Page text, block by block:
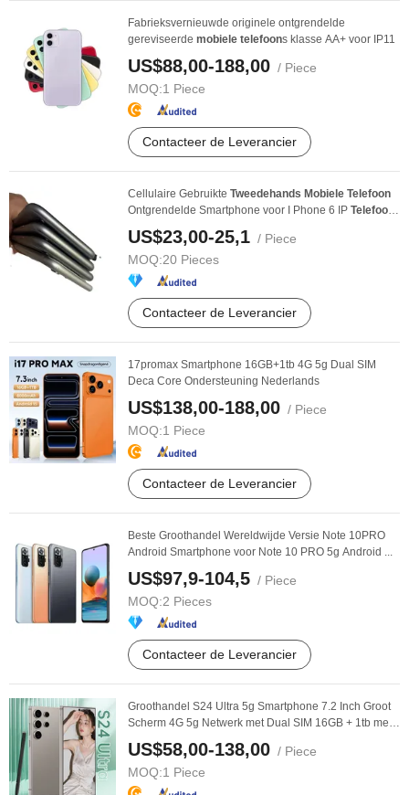
Fabrieksvernieuwde originele ontgrendelde
gereviseerde mobiele telefoons klasse AA+ voor IP11
US$88,00-188,00 / Piece
MOQ:1 Piece
Contacteer de Leverancier
Cellulaire Gebruikte Tweedehands Mobiele Telefoon
Ontgrendelde Smartphone voor I Phone 6 IP Telefoon
US$23,00-25,1 / Piece
MOQ:20 Pieces
Contacteer de Leverancier
17promax Smartphone 16GB+1tb 4G 5g Dual SIM
Deca Core Ondersteuning Nederlands
US$138,00-188,00 / Piece
MOQ:1 Piece
Contacteer de Leverancier
Beste Groothandel Wereldwijde Versie Note 10PRO
Android Smartphone voor Note 10 PRO 5g Android ...
US$97,9-104,5 / Piece
MOQ:2 Pieces
Contacteer de Leverancier
Groothandel S24 Ultra 5g Smartphone 7.2 Inch Groot
Scherm 4G 5g Netwerk met Dual SIM 16GB + 1tb met
US$58,00-138,00 / Piece
MOQ:1 Piece